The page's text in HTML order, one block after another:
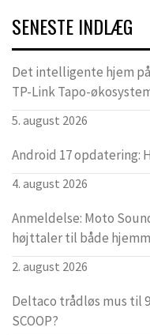
SENESTE INDLÆG
Det intelligente hjem
TP-Link Tapo-
5. august 2026
Android 17 opdatering:
4. august 2026
Anmeldelse: Moto
højttaler til både
2. august 2026
Deltaco trådløs mus til
SCOOP?